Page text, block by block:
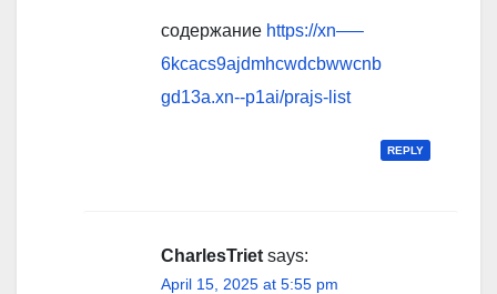
содержание https://xn—–
6kcacs9ajdmhcwdcbwwcnb
gd13a.xn--p1ai/prajs-list
REPLY
CharlesTriet says:
April 15, 2025 at 5:55 pm